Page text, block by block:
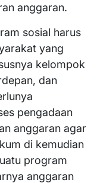
anggaran.
sosial harus
yang
kelompok
dan
pengadaan
anggaran agar
di kemudian
program
anggaran